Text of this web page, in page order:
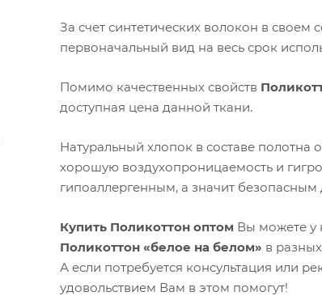
За счет синтетических волокон в своем
первоначальный вид на весь срок
Помимо качественных свойств
доступная цена данной ткани.
Натуральный хлопок в составе полотна
хорошую воздухопроницаемость и
гипоаллергенным, а значит
Купить Поликоттон оптом Вы можете у
Поликоттон «белое на белом» в
А если потребуется консультация или
удовольствием Вам в этом помогут!